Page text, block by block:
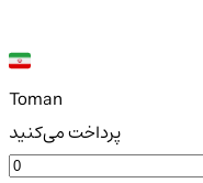
Toman
پرداخت می‌کنید